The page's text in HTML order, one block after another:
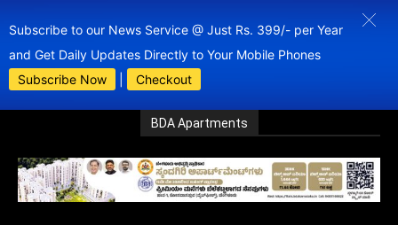
Subscribe to our News Service @ Just Rs. 399/- per Year
and Get Daily Updates Directly to Your Mobile Phones
Subscribe Now
Checkout
BDA Apartments